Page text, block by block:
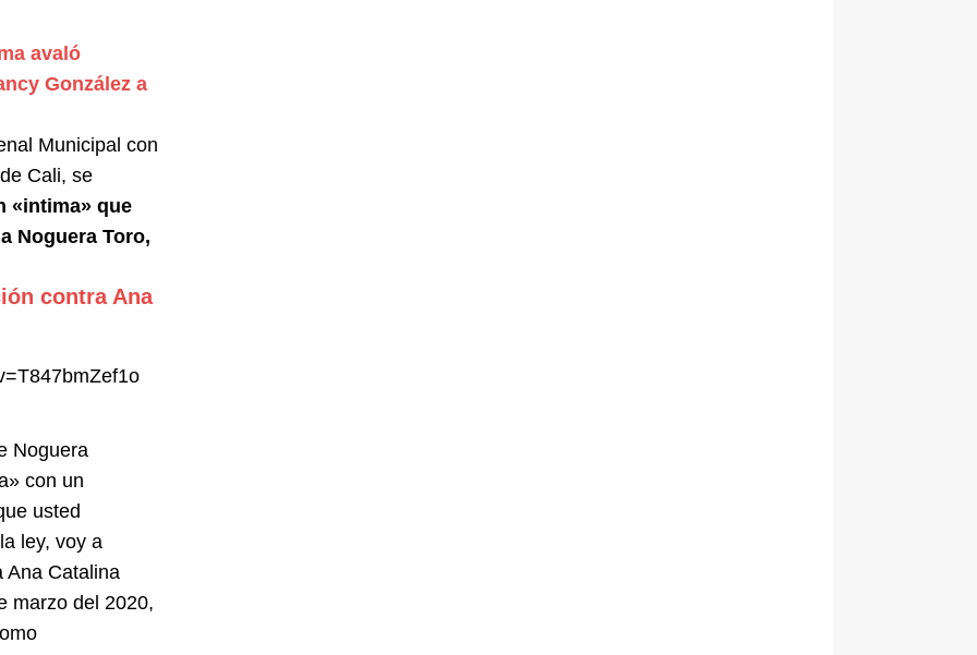
avaló
González a
Municipal con
Cali, se
«intima» que
Noguera Toro,
contra Ana
Noguera
con un
usted
ley, voy a
Ana Catalina
marzo del 2020,